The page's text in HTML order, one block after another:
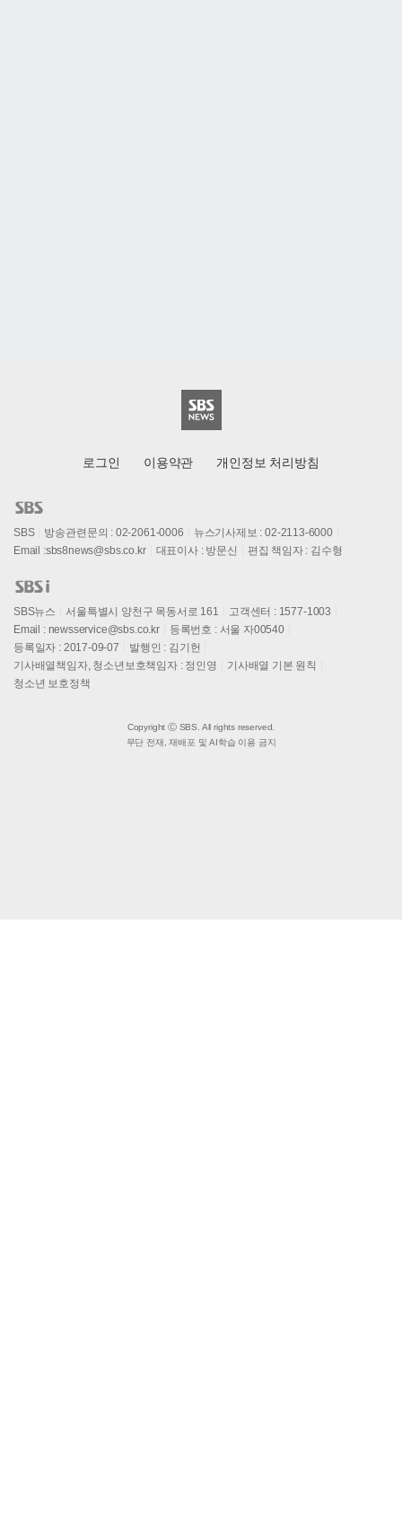
로그인 이용약관 개인정보 처리방침
SBS 방송관련문의 : 02-2061-0006
뉴스기사제보 : 02-2113-6000
Email :sbs8news@sbs.co.kr 대표이사 : 방문신 편집 책임자 : 김수형
SBS뉴스 서울특별시 양천구 목동서로 161
고객센터 : 1577-1003
Email : newsservice@sbs.co.kr
등록번호 : 서울 자00540
등록일자 : 2017-09-07
발행인 : 김기헌
기사배열책임자, 청소년보호책임자 : 정인영
기사배열 기본 원칙
청소년 보호정책
Copyright Ⓒ SBS. All rights reserved.
무단 전재, 재배포 및 AI학습 이용 금지